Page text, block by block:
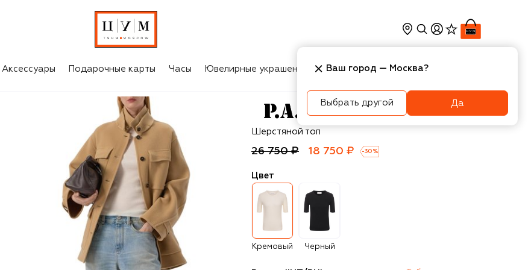
Аксессуары Подарочные карты Часы Ювелирные украшения Косметика Интерьер
P.A.R.O.S.H.
Шерстяной топ
26 750 ₽ 18 750 ₽ -30 %
Цвет
Кремовый Черный
Ваш город — Москва?
Выбрать другой Да